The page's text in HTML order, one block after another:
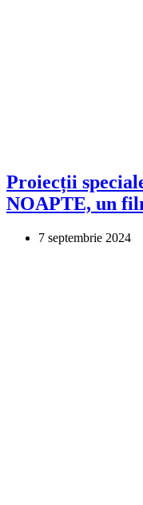
Proiecții
NOAPTE, un
7 septembrie 2024